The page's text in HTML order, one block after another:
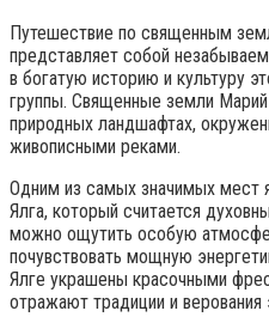
Путешествие по священным
представляет собой
в богатую историю и культуру
группы. Священные земли
природных ландшафтах,
живописными реками.
Одним из самых значимых мест
Ялга, который считается
можно ощутить особую
почувствовать мощную
Ялге украшены красочными
отражают традиции и верования